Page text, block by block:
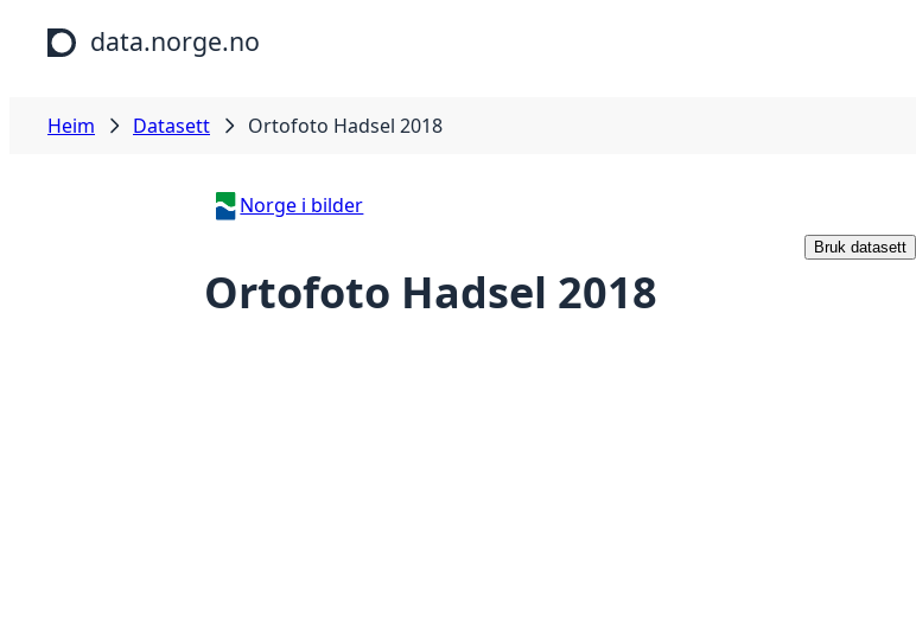
Hopp til hovudinnhald
data.norge.no
Heim Datasett Ortofoto Hadsel 2018
Norge i bilder
Ortofoto Hadsel 2018
Bruk datasett